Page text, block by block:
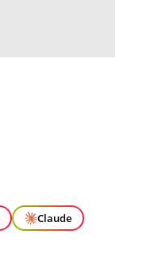
Claude